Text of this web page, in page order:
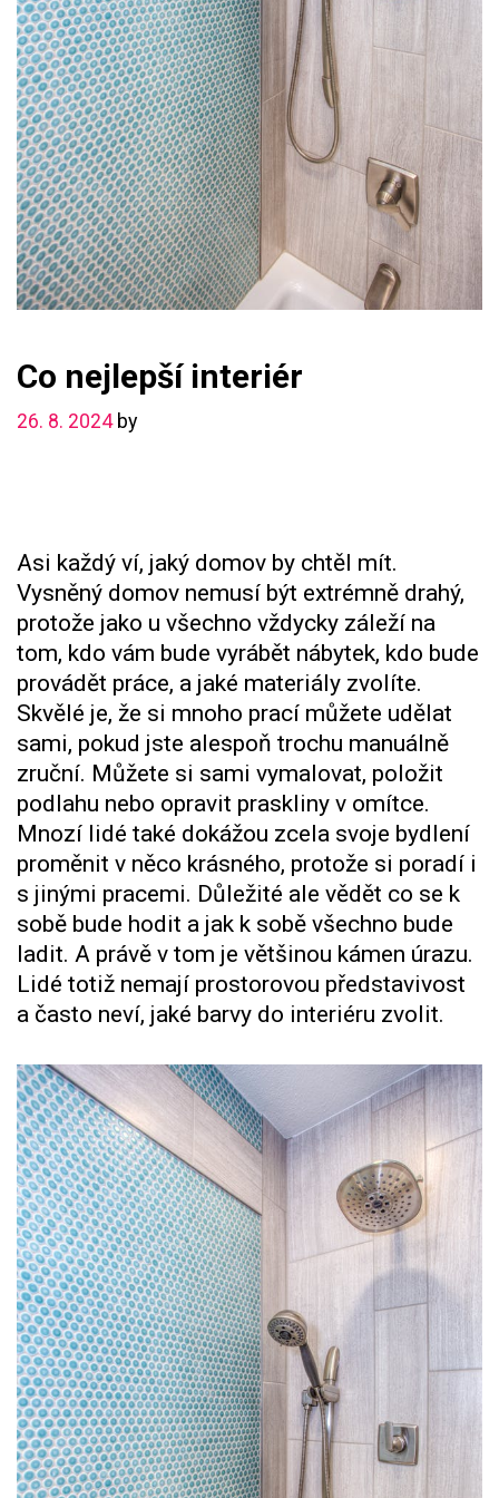
Co nejlepší interiér
26. 8. 2024 by
Asi každý ví, jaký domov by chtěl mít.
Vysněný domov nemusí být extrémně drahý,
protože jako u všechno vždycky záleží na
tom, kdo vám bude vyrábět nábytek, kdo bude
provádět práce, a jaké materiály zvolíte.
Skvělé je, že si mnoho prací můžete udělat
sami, pokud jste alespoň trochu manuálně
zruční. Můžete si sami vymalovat, položit
podlahu nebo opravit praskliny v omítce.
Mnozí lidé také dokážou zcela svoje bydlení
proměnit v něco krásného, protože si poradí i
s jinými pracemi. Důležité ale vědět co se k
sobě bude hodit a jak k sobě všechno bude
ladit. A právě v tom je většinou kámen úrazu.
Lidé totiž nemají prostorovou představivost
a často neví, jaké barvy do interiéru zvolit.